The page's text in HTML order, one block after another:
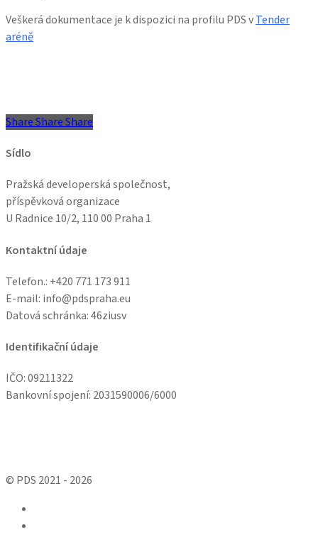
Veškerá dokumentace je k dispozici na profilu PDS vTender
aréně
Share
ShareShareShare
Sídlo
Pražská developerská společnost,
příspěvková organizace
U Radnice 10/2, 110 00 Praha 1
Kontaktní údaje
Telefon.: +420 771 173 911
E-mail: info@pdspraha.eu
Datová schránka:46ziusv
Identifikační údaje
IČO: 09211322
Bankovní spojení: 2031590006/6000
© PDS 2021 - 2026